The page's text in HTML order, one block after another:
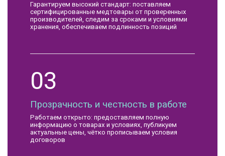
Гарантируем высокий стандарт: поставляем
сертифицированные медтовары от проверенных
производителей, следим за сроками и условиями
хранения, обеспечиваем подлинность позиций
03
Прозрачность и честность в работе
Работаем открыто: предоставляем полную
информацию о товарах и условиях, публикуем
актуальные цены, чётко прописываем условия
договоров